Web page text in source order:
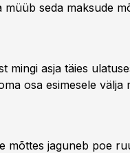
seda maksude
mingi asja täies
osa esimesele välja
mõttes jaguneb poe